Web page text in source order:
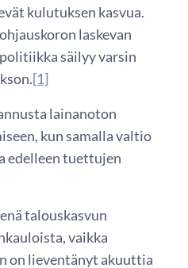
kulutuksen kasvua.
laskevan
säilyy varsin
[1]
lainanoton
kun samalla valtio
edelleen tuettujen
talouskasvun
vaikka
on lieventänyt akuuttia